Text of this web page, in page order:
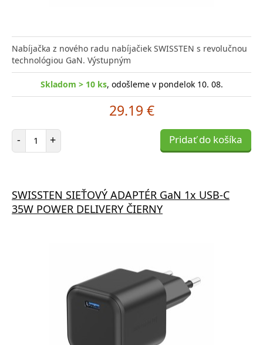
Nabíjačka z nového radu nabíjačiek SWISSTEN s revolučnou
technológiou GaN. Výstupným
Skladom > 10 ks, odošleme v pondelok 10. 08.
29.19 €
- Počet položiek
+ Pridať do košíka
SWISSTEN SIEŤOVÝ ADAPTÉR GaN 1x USB-C
35W POWER DELIVERY ČIERNY